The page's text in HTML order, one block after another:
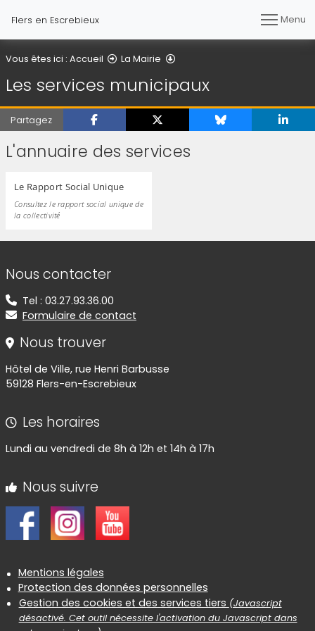
Flers en Escrebieux Menu
Vous êtes ici : Accueil La Mairie
Les services municipaux
Partagez
L'annuaire des services
Le Rapport Social Unique
Consultez le rapport social unique de
la collectivité
Informations de contact
Nous contacter
Tel : 03.27.93.36.00
Formulaire de contact
Nous trouver
Hôtel de Ville, rue Henri Barbusse
59128 Flers-en-Escrebieux
Les horaires
Lundi au vendredi de 8h à 12h et 14h à 17h
Nous suivre
Informations réglementaires
Mentions légales
Protection des données personnelles
Gestion des cookies et des services tiers (Javascript
désactivé. Cet outil nécessite l'activation du Javascript dans